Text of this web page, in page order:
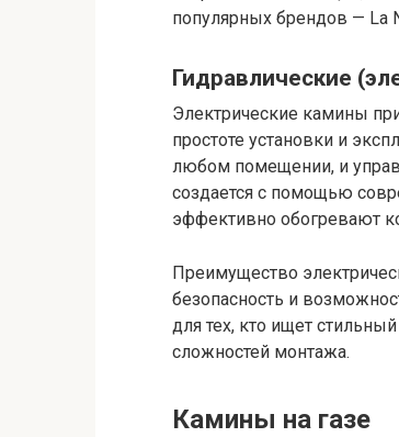
популярных брендов — La
Гидравлические
Электрические камины
простоте установки и
любом помещении, и
создается с помощью
эффективно обогревают
Преимущество
безопасность и
для тех, кто ищет
сложностей монтажа.
Камины на газе